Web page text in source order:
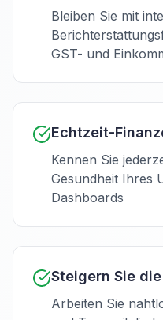
Bleiben Sie mit
GST- und
Echtzeit-
Kennen Sie
Gesundheit Ihres
Dashboards
Steigern Sie
Arbeiten Sie